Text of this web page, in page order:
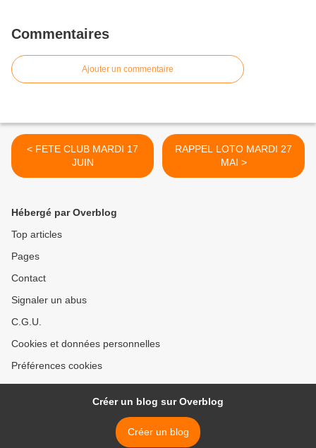
Commentaires
Ajouter un commentaire
< FETE CLUB MARDI 17
JUIN
RAPPEL LOTO MARDI 27
MAI >
Hébergé par Overblog
Top articles
Pages
Contact
Signaler un abus
C.G.U.
Cookies et données personnelles
Préférences cookies
Créer un blog sur Overblog
Créer un blog